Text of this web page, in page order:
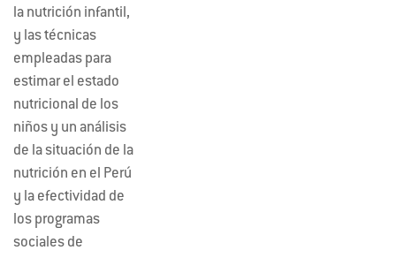
la nutrición infantil,
y las técnicas
empleadas para
estimar el estado
nutricional de los
niños y un análisis
de la situación de la
nutrición en el Perú
y la efectividad de
los programas
sociales de